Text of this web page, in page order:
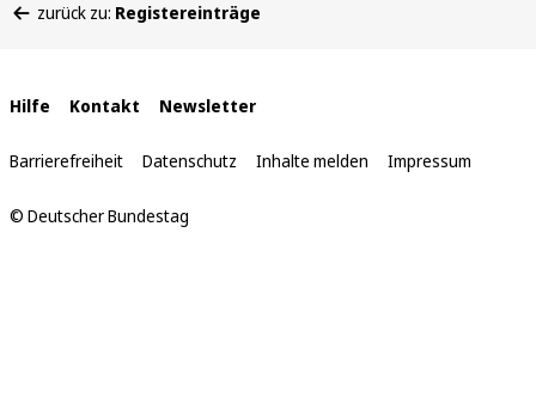
befinden
zurück zu: Registereinträge
Interne
Links
Hilfe Kontakt Newsletter
Barrierefreiheit Datenschutz Inhalte melden Impressum
© Deutscher Bundestag